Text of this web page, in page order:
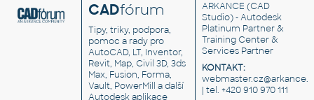
CADfórum
Tipy, triky, podpora,
pomoc a rady pro
AutoCAD, LT, Inventor,
Revit, Map, Civil 3D, 3ds
Max, Fusion, Forma,
Vault, PowerMill a další
Autodesk aplikace
ARKANCE (CAD
Studio) - Autodesk
Platinum Partner &
Training Center &
Services Partner
KONTAKT:
| tel. +420 910 970 111